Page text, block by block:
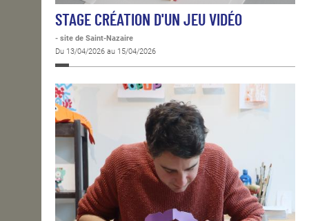
STAGE CRÉATION D'UN JEU VIDÉO
- site de Saint-Nazaire
Du 13/04/2026 au 15/04/2026